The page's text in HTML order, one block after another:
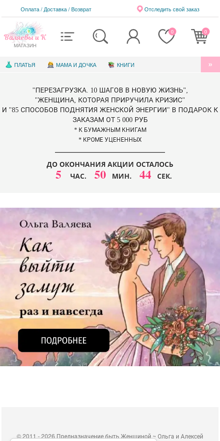
Валяевы и К
МАГАЗИН
Оплата / Доставка/Возврат Отследить свой заказ
0 0
ПЛАТЬЯ МАМА И ДОЧКА КНИГИ
КНИГИ ДЛЯ ДЕТЕЙ ЭЛЕКТРОННЫЕ КНИГИ
"ПЕРЕЗАГРУЗКА. 10 ШАГОВ В НОВУЮ ЖИЗНЬ",
"ЖЕНЩИНА, КОТОРАЯ ПРИРУЧИЛА КРИЗИС"
И "85 СПОСОБОВ ПОДНЯТИЯ ЖЕНСКОЙ ЭНЕРГИИ" В ПОДАРОК К
ЗАКАЗАМ ОТ 5 000 РУБ
* К БУМАЖНЫМ КНИГАМ
* КРОМЕ УЦЕНЕННЫХ
ДО ОКОНЧАНИЯ АКЦИИ ОСТАЛОСЬ
5 ЧАС. 50 МИН. 42 СЕК.
©2011 - 2026 Предназначение быть Женщиной ~ Ольга и Алексей